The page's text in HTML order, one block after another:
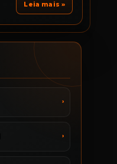
Leia mais »
›
›